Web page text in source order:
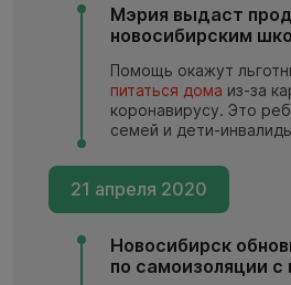
Мэрия выдаст
новосибирским
Помощь окажут
питаться дома из-за
коронавирусу. Это
семей и дети-
21 апреля 2020
Новосибирск
по самоизоляции